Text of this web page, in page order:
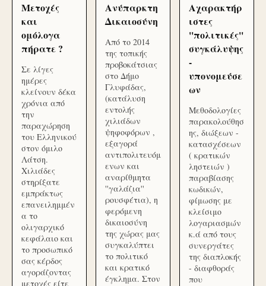
Μετοχές
και
ομόλογα
πήρατε ?
Σε λίγες
ημέρες
κλείνουν δέκα
χρόνια από
την
παραχώρηση
του Ελληνικού
στον όμιλο
Λάτση.
Χιλιάδες
στηρίξατε
εμπράκτως
επανειλημμέν
α το
ολιγαρχικό
κεφάλαιο και
το προσωπικό
σας κέρδος
αγοράζοντας
μετοχές είτε
Ανύπαρκτη
Δικαιοσύνη
Από το 2014
της τοπικής
προβοκάτσιας
στο Δήμο
Γλυφάδας,
(κατάλυση
εντολής
χιλιάδων
ψηφοφόρων ,
εξαγορά
αντιπολιτευόμ
ενων και
αναρίθμητα
''γαλάζια''
ρουσφέτια), η
φερόμενη
δικαιοσύνη
της χώρας μας
συγκαλύπτει
το πολιτικό
και κρατικό
έγκλημα. Στον
Αχαρακτήρ
ιστες
''πολιτικές''
συγκάλυψης
-
υπονομεύσε
ων
Μεθοδολογίες
παρακολούθησ
ης, διώξεων -
κατασχέσεων
( κρατικών
ληστειών )
παραβίασης
κωδικών,
φίμωσης με
κλείσιμο
λογαριασμών
κ.ά από τους
συνεργάτες
της διαπλοκής
- διαφθοράς
που